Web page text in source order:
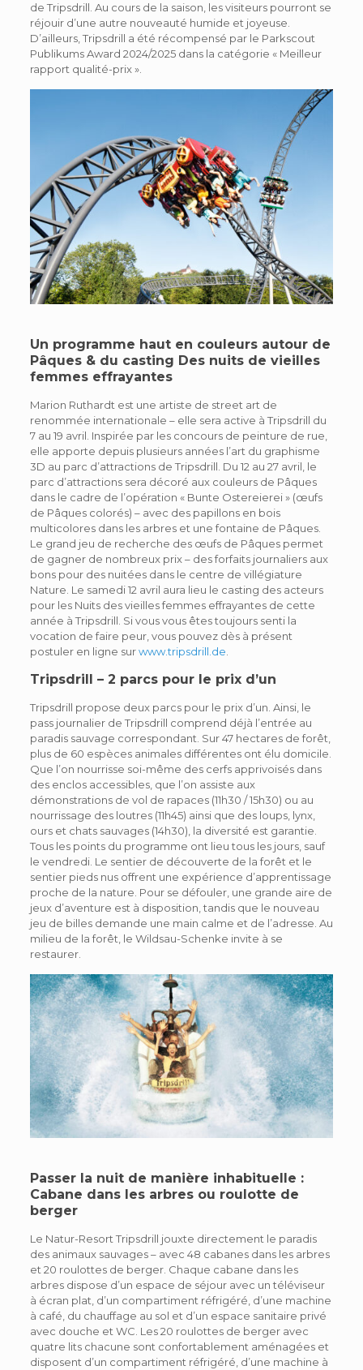
de Tripsdrill. Au cours de la saison, les visiteurs pourront se
réjouir d’une autre nouveauté humide et joyeuse.
D’ailleurs, Tripsdrill a été récompensé par le Parkscout
Publikums Award 2024/2025 dans la catégorie « Meilleur
rapport qualité-prix ».
Un programme haut en couleurs autour de
Pâques & du casting Des nuits de vieilles
femmes effrayantes
Marion Ruthardt est une artiste de street art de
renommée internationale – elle sera active à Tripsdrill du
7 au 19 avril. Inspirée par les concours de peinture de rue,
elle apporte depuis plusieurs années l’art du graphisme
3D au parc d’attractions de Tripsdrill. Du 12 au 27 avril, le
parc d’attractions sera décoré aux couleurs de Pâques
dans le cadre de l’opération « Bunte Ostereierei » (œufs
de Pâques colorés) – avec des papillons en bois
multicolores dans les arbres et une fontaine de Pâques.
Le grand jeu de recherche des œufs de Pâques permet
de gagner de nombreux prix – des forfaits journaliers aux
bons pour des nuitées dans le centre de villégiature
Nature. Le samedi 12 avril aura lieu le casting des acteurs
pour les Nuits des vieilles femmes effrayantes de cette
année à Tripsdrill. Si vous vous êtes toujours senti la
vocation de faire peur, vous pouvez dès à présent
postuler en ligne surwww.tripsdrill.de.
Tripsdrill – 2 parcs pour le prix d’un
Tripsdrill propose deux parcs pour le prix d’un. Ainsi, le
pass journalier de Tripsdrill comprend déjà l’entrée au
paradis sauvage correspondant. Sur 47 hectares de forêt,
plus de 60 espèces animales différentes ont élu domicile.
Que l’on nourrisse soi-même des cerfs apprivoisés dans
des enclos accessibles, que l’on assiste aux
démonstrations de vol de rapaces (11h30 / 15h30) ou au
nourrissage des loutres (11h45) ainsi que des loups, lynx,
ours et chats sauvages (14h30), la diversité est garantie.
Tous les points du programme ont lieu tous les jours, sauf
le vendredi. Le sentier de découverte de la forêt et le
sentier pieds nus offrent une expérience d’apprentissage
proche de la nature. Pour se défouler, une grande aire de
jeux d’aventure est à disposition, tandis que le nouveau
jeu de billes demande une main calme et de l’adresse. Au
milieu de la forêt, le Wildsau-Schenke invite à se
restaurer.
Passer la nuit de manière inhabituelle :
Cabane dans les arbres ou roulotte de
berger
Le Natur-Resort Tripsdrill jouxte directement le paradis
des animaux sauvages – avec 48 cabanes dans les arbres
et 20 roulottes de berger. Chaque cabane dans les
arbres dispose d’un espace de séjour avec un téléviseur
à écran plat, d’un compartiment réfrigéré, d’une machine
à café, du chauffage au sol et d’un espace sanitaire privé
avec douche et WC. Les 20 roulottes de berger avec
quatre lits chacune sont confortablement aménagées et
disposent d’un compartiment réfrigéré, d’une machine à